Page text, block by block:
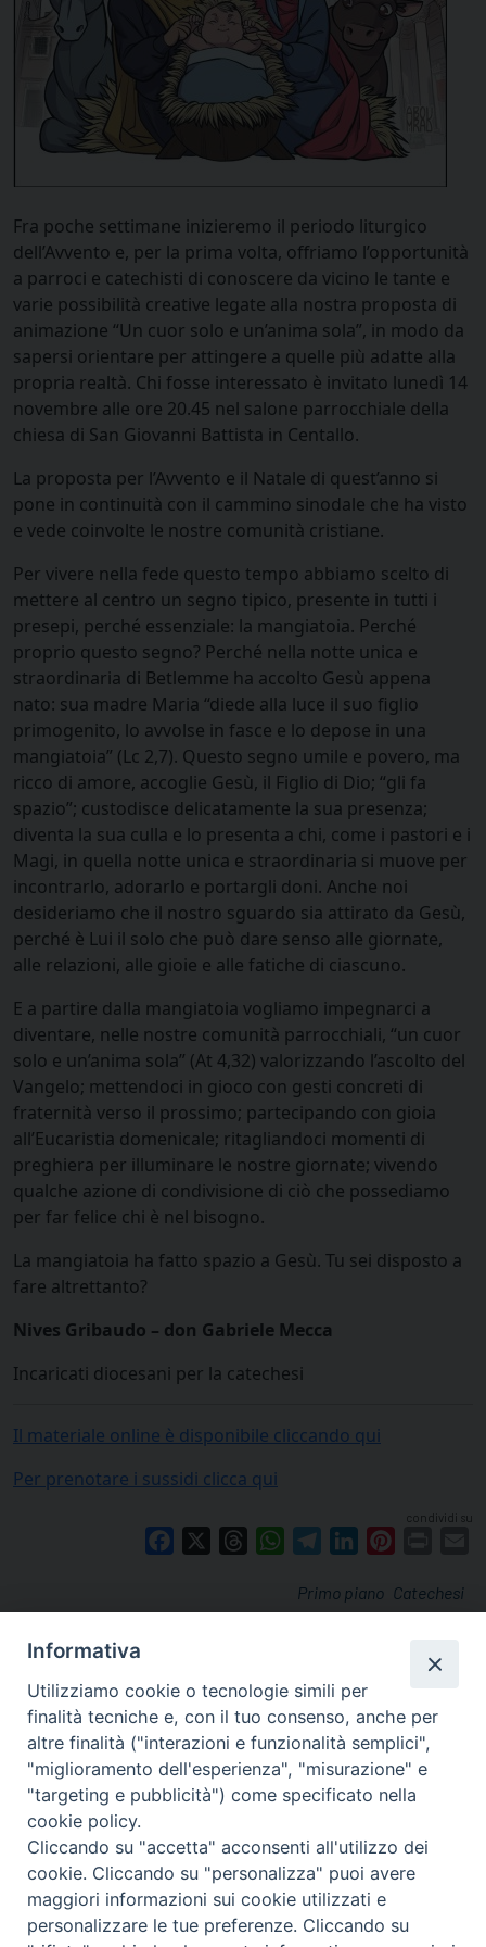
Fra poche settimane inizieremo il periodo liturgico
dell’Avvento e, per la prima volta, offriamo l’opportunità
a parroci e catechisti di conoscere da vicino le tante e
varie possibilità creative legate alla nostra proposta di
animazione “Un cuor solo e un’anima sola”, in modo da
sapersi orientare per attingere a quelle più adatte alla
propria realtà. Chi fosse interessato è invitato lunedì 14
novembre alle ore 20.45 nel salone parrocchiale della
chiesa di San Giovanni Battista in Centallo.
La proposta per l’Avvento e il Natale di quest’anno si
pone in continuità con il cammino sinodale che ha visto
e vede coinvolte le nostre comunità cristiane.
Per vivere nella fede questo tempo abbiamo scelto di
mettere al centro un segno tipico, presente in tutti i
presepi, perché essenziale: la mangiatoia. Perché
proprio questo segno? Perché nella notte unica e
straordinaria di Betlemme ha accolto Gesù appena
nato: sua madre Maria “diede alla luce il suo figlio
primogenito, lo avvolse in fasce e lo depose in una
mangiatoia” (Lc 2,7). Questo segno umile e povero, ma
ricco di amore, accoglie Gesù, il Figlio di Dio; “gli fa
spazio”; custodisce delicatamente la sua presenza;
diventa la sua culla e lo presenta a chi, come i pastori e i
Magi, in quella notte unica e straordinaria si muove per
incontrarlo, adorarlo e portargli doni. Anche noi
desideriamo che il nostro sguardo sia attirato da Gesù,
perché è Lui il solo che può dare senso alle giornate,
alle relazioni, alle gioie e alle fatiche di ciascuno.
E a partire dalla mangiatoia vogliamo impegnarci a
diventare, nelle nostre comunità parrocchiali, “un cuor
solo e un’anima sola” (At 4,32) valorizzando l’ascolto del
Vangelo; mettendoci in gioco con gesti concreti di
fraternità verso il prossimo; partecipando con gioia
all’Eucaristia domenicale; ritagliandoci momenti di
preghiera per illuminare le nostre giornate; vivendo
qualche azione di condivisione di ciò che possediamo
per far felice chi è nel bisogno.
La mangiatoia ha fatto spazio a Gesù. Tu sei disposto a
fare altrettanto?
Nives Gribaudo – don Gabriele Mecca
Incaricati diocesani per la catechesi
Il materiale online è disponibile cliccando qui
Per prenotare i sussidi clicca qui
condividi su
Facebook ThreadsWhatsAppTelegramLinkedIn
Catechesi
Primo piano
via Amedeo Rossi, 28 - 12100 Cuneo
segreteriagenerale@diocesicuneofossano.it
c.f. 96017380047
Informativa
Utilizziamo cookie o tecnologie simili per
finalità tecniche e, con il tuo consenso, anche per
altre finalità ("interazioni e funzionalità semplici",
"miglioramento dell'esperienza", "misurazione" e
"targeting e pubblicità") come specificato nella
cookie policy.
Cliccando su "accetta" acconsenti all'utilizzo dei
cookie. Cliccando su "personalizza" puoi avere
maggiori informazioni sui cookie utilizzati e
personalizzare le tue preferenze. Cliccando su